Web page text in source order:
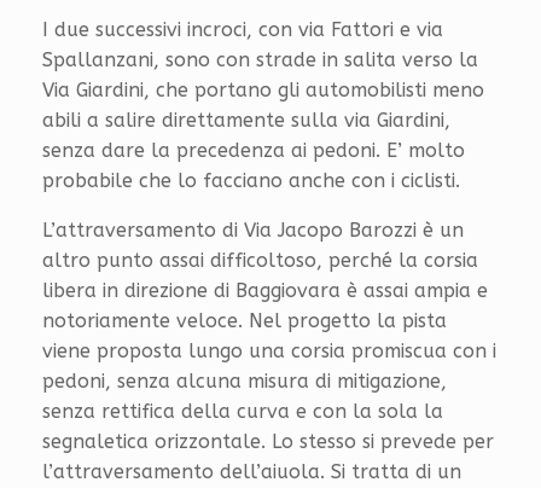
I due successivi incroci, con via Fattori e via
Spallanzani, sono con strade in salita verso la
Via Giardini, che portano gli automobilisti meno
abili a salire direttamente sulla via Giardini,
senza dare la precedenza ai pedoni. E’ molto
probabile che lo facciano anche con i ciclisti.
L’attraversamento di Via Jacopo Barozzi è un
altro punto assai difficoltoso, perché la corsia
libera in direzione di Baggiovara è assai ampia e
notoriamente veloce. Nel progetto la pista
viene proposta lungo una corsia promiscua con i
pedoni, senza alcuna misura di mitigazione,
senza rettifica della curva e con la sola la
segnaletica orizzontale. Lo stesso si prevede per
l’attraversamento dell’aiuola. Si tratta di un